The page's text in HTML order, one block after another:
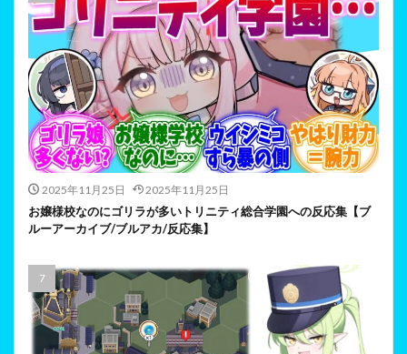
2025年11月25日 2025年11月25日
お嬢様校なのにゴリラが多いトリニティ総合学園への反応集【ブ
ルーアーカイブ/ブルアカ/反応集】